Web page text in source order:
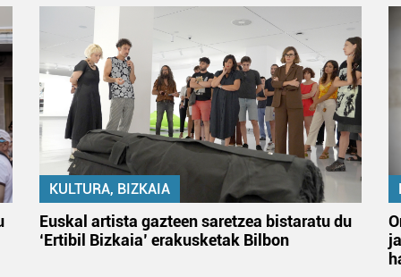
KULTURA, BIZKAIA
Euskal artista gazteen saretzea bistaratu du
‘Ertibil Bizkaia’ erakusketak Bilbon